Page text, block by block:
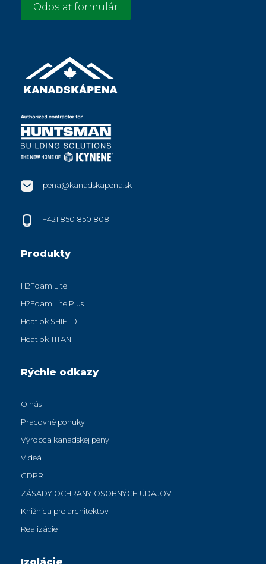
Odoslať formulár
pena@kanadskapena.sk
+421 850 850 808
Produkty
H2Foam Lite
H2Foam Lite Plus
Heatlok SHIELD
Heatlok TITAN
Rýchle odkazy
O nás
Pracovné ponuky
Výrobca kanadskej peny
Videá
GDPR
ZÁSADY OCHRANY OSOBNÝCH ÚDAJOV
Knižnica pre architektov
Realizácie
Izolácie